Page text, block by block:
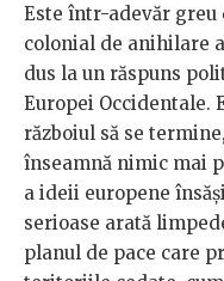
Este într-adevăr greu
colonial de anihilare
dus la un răspuns
Europei Occidentale.
războiul să se
înseamnă nimic mai
a ideii europene
serioase arată
planul de pace care